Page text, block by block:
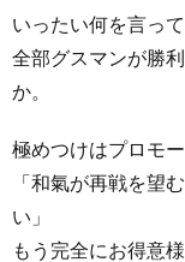
いったい何を言って
全部グスマンが勝
か。
極めつけはプロモー
「和氣が再戦を望
い」
もう完全にお得意